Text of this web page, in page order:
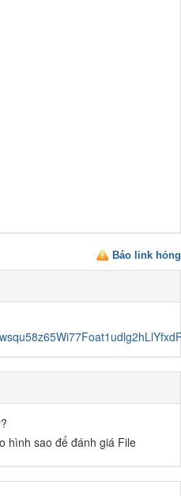
Báo link hỏng
hình sao để đánh giá File